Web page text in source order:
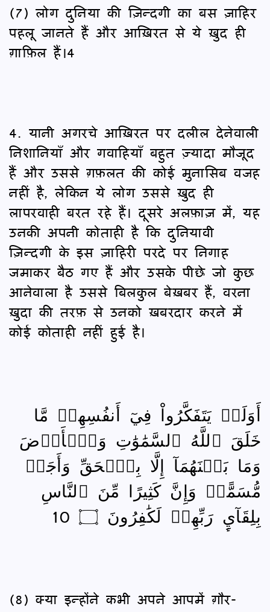
(7) लोग दुनिया की ज़िन्दगी का बस ज़ाहिर
पहलू जानते हैं और आख़िरत से ये ख़ुद ही
ग़ाफ़िल हैं।4
4. यानी अगरचे आख़िरत पर दलील देनेवाली
निशानियाँ और गवाहियाँ बहुत ज़्यादा मौजूद
हैं और उससे ग़फ़लत की कोई मुनासिब वजह
नहीं है, लेकिन ये लोग उससे ख़ुद ही
लापरवाही बरत रहे हैं। दूसरे अलफ़ाज़ में, यह
उनकी अपनी कोताही है कि दुनियावी
ज़िन्दगी के इस ज़ाहिरी परदे पर निगाह
जमाकर बैठ गए हैं और उसके पीछे जो कुछ
आनेवाला है उससे बिलकुल बेख़बर हैं, वरना
ख़ुदा की तरफ़ से उनको ख़बरदार करने में
कोई कोताही नहीं हुई है।
أَوَلَمۡ يَتَفَكَّرُواْ فِيٓ أَنفُسِهِمۗ مَّا
خَلَقَ ٱللَّهُ ٱلسَّمَٰوَٰتِ وَٱلۡأَرۡضَ
وَمَا بَيۡنَهُمَآ إِلَّا بِٱلۡحَقِّ وَأَجَلٖ
مُّسَمًّىۗ وَإِنَّ كَثِيرًا مِّنَ ٱلنَّاسِ
بِلِقَآيِٕ رَبِّهِمۡ لَكَٰفِرُونَ ۝ 10
(8) क्या इन्होंने कभी अपने आपमें ग़ौर-